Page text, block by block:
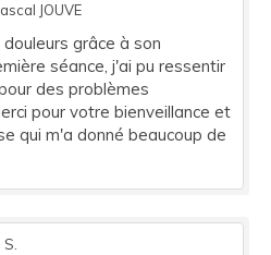
JOUVE
grâce à son
séance, j'ai pu ressentir
des problèmes
pour votre bienveillance et
qui m'a donné beaucoup de